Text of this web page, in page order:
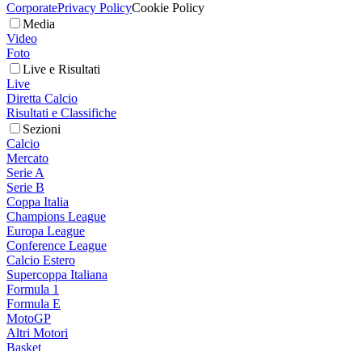
CorporatePrivacy PolicyCookie Policy
Media
Video
Foto
Live e Risultati
Live
Diretta Calcio
Risultati e Classifiche
Sezioni
Calcio
Mercato
Serie A
Serie B
Coppa Italia
Champions League
Europa League
Conference League
Calcio Estero
Supercoppa Italiana
Formula 1
Formula E
MotoGP
Altri Motori
Basket